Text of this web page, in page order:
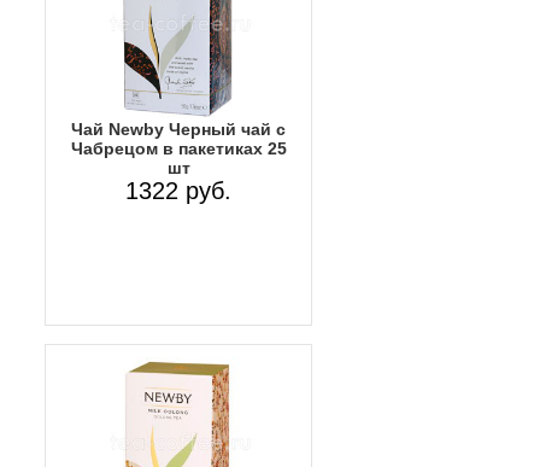
Чай Newby Черный чай с
Чабрецом в пакетиках 25
шт
1322 руб.